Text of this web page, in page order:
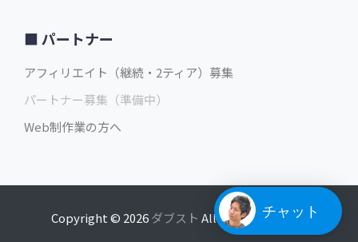
パートナー
アフィリエイト（継続・2ティア）募集
パートナー募集（準備中）
Web制作業の方へ
Copyright © 2026ダブスト All rights reserved.
チャット